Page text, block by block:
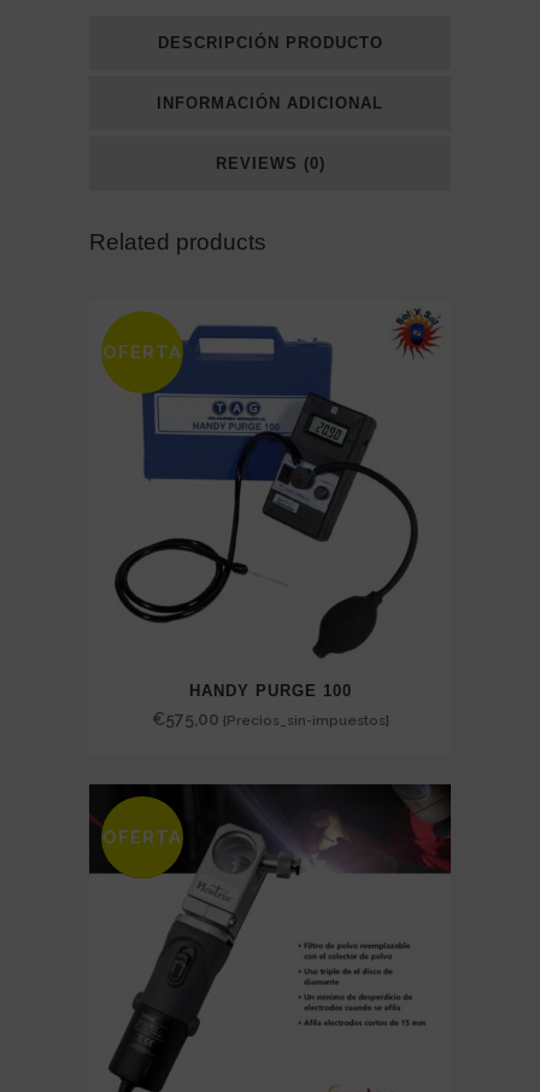
DESCRIPCIÓN PRODUCTO
INFORMACIÓN ADICIONAL
REVIEWS (0)
Related products
OFERTA
HANDY PURGE 100
€575,00 {Precios_sin-impuestos}
SALE
OFERTA